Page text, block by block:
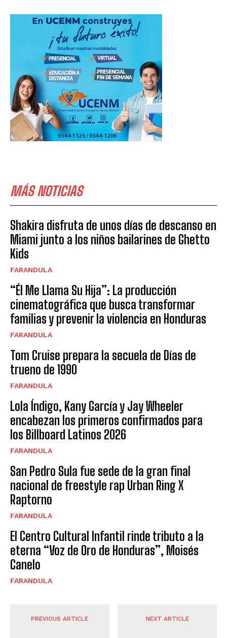
MÁS NOTICIAS
Shakira disfruta de unos días de descanso en
Miami junto a los niños bailarines de Ghetto
Kids
FARANDULA
“Él Me Llama Su Hija”: La producción
cinematográfica que busca transformar
familias y prevenir la violencia en Honduras
FARANDULA
Tom Cruise prepara la secuela de Días de
trueno de 1990
FARANDULA
Lola Índigo, Kany García y Jay Wheeler
encabezan los primeros confirmados para
los Billboard Latinos 2026
FARANDULA
San Pedro Sula fue sede de la gran final
nacional de freestyle rap Urban Ring X
Raptorno
FARANDULA
El Centro Cultural Infantil rinde tributo a la
eterna “Voz de Oro de Honduras”, Moisés
Canelo
FARANDULA
PREVIOUS ARTICLE NEXT ARTICLE